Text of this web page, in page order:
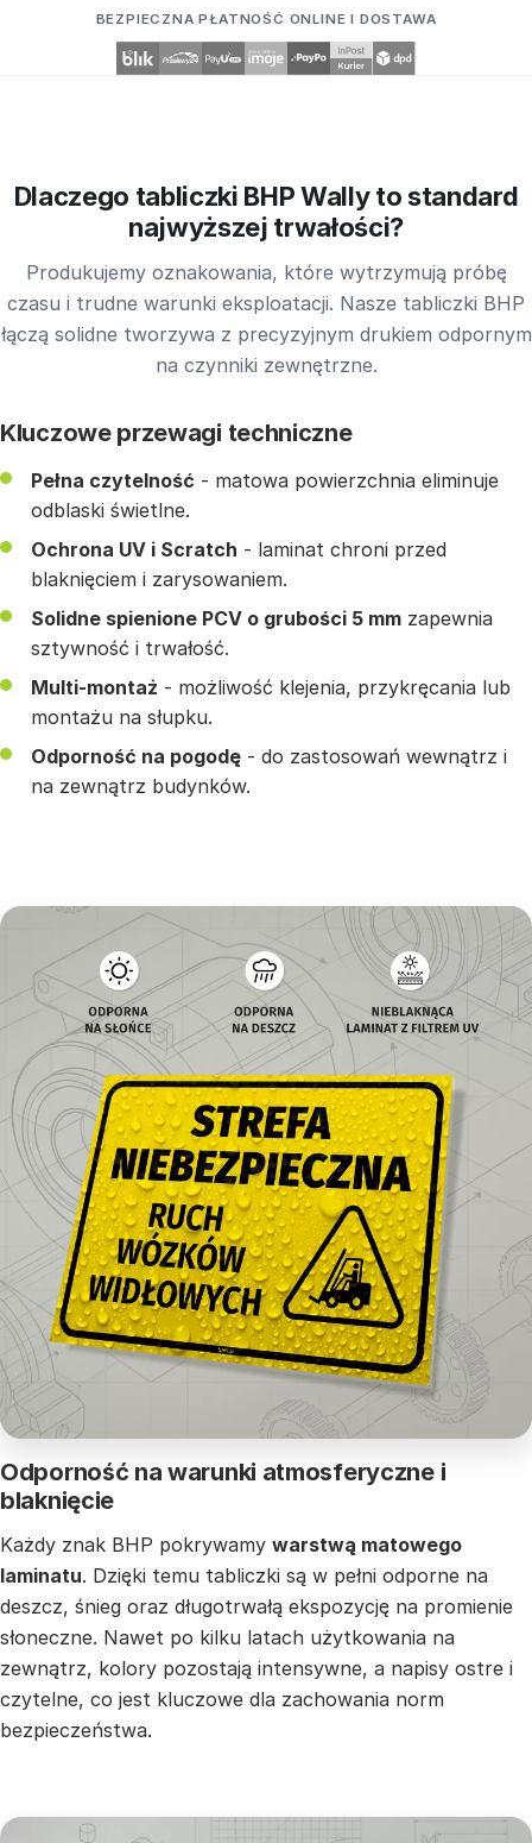
BEZPIECZNA PŁATNOŚĆ ONLINE I DOSTAWA
Dlaczego tabliczki BHP Wally to standard
najwyższej trwałości?
Produkujemy oznakowania, które wytrzymują próbę
czasu i trudne warunki eksploatacji. Nasze tabliczki BHP
łączą solidne tworzywa z precyzyjnym drukiem odpornym
na czynniki zewnętrzne.
Kluczowe przewagi techniczne
Pełna czytelność - matowa powierzchnia eliminuje
odblaski świetlne.
Ochrona UV i Scratch - laminat chroni przed
blaknięciem i zarysowaniem.
Solidne spienione PCV o grubości 5 mm zapewnia
sztywność i trwałość.
Multi-montaż - możliwość klejenia, przykręcania lub
montażu na słupku.
Odporność na pogodę - do zastosowań wewnątrz i
na zewnątrz budynków.
Odporność na warunki atmosferyczne i
blaknięcie
Każdy znak BHP pokrywamy warstwą matowego
laminatu. Dzięki temu tabliczki są w pełni odporne na
deszcz, śnieg oraz długotrwałą ekspozycję na promienie
słoneczne. Nawet po kilku latach użytkowania na
zewnątrz, kolory pozostają intensywne, a napisy ostre i
czytelne, co jest kluczowe dla zachowania norm
bezpieczeństwa.